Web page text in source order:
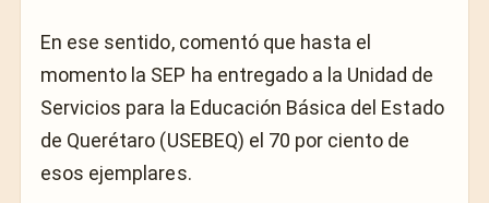
En ese sentido, comentó que hasta el
momento la SEP ha entregado a la Unidad de
Servicios para la Educación Básica del Estado
de Querétaro (USEBEQ) el 70 por ciento de
esos ejemplares.